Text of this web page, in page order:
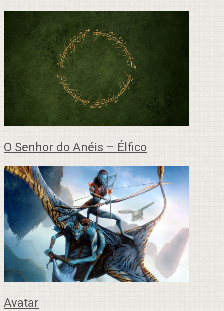
O Senhor do Anéis – Élfico
Avatar